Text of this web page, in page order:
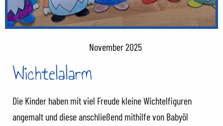
November 2025
Wichtelalarm
Die Kinder haben mit viel Freude kleine Wichtelfiguren
angemalt und diese anschließend mithilfe von Babyöl